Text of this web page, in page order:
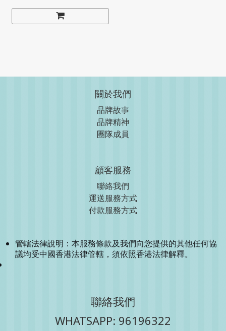
關於我們
品牌故事
品牌精神
團隊成員
顧客服務
聯絡我們
運送服務方式
付款服務方式
管轄法律說明：本服務條款及我們向您提供的其他任何協
議均受中國香港法律管轄，須依照香港法律解釋。
聯絡我們
WHATSAPP: 96196322